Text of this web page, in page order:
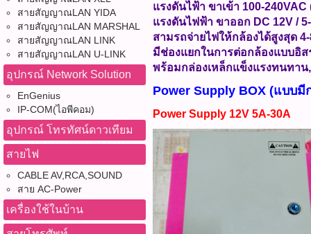
สายสัญญาณLAN YIDA
สายสัญญาณLAN MARSHAL
สายสัญญาณLAN LINK
สายสัญญาณLAN U-LINK
อุปกรณ์ Network Solution
EnGenius
IP-COM(ไอพีคอม)
อุปกรณ์ โทรทัศน์ดาวเทียม
สายไฟ
CABLE AV,RCA,SOUND
สาย AC-Power
เครื่องใช้ในบ้าน
แรงดันไฟ้า ขาเข้า 100-240VAC
แรงดันไฟฟ้า ขาออก DC 12V /
สามรถจ่ายไฟให้กล้องได้สูงสุด
มีช่องแยกในการต่อกล้องแบบอิส
พร้อมกล่องเหล็กแข็งแรงทนทา
Power Supply BOX (แบบมี
Power Supply 12V 5A-30A